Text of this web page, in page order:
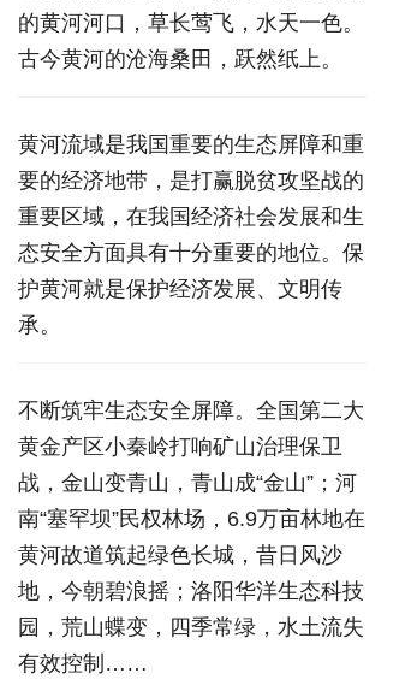
的黄河河口，草长莺飞，水天一色。
古今黄河的沧海桑田，跃然纸上。
黄河流域是我国重要的生态屏障和重
要的经济地带，是打赢脱贫攻坚战的
重要区域，在我国经济社会发展和生
态安全方面具有十分重要的地位。保
护黄河就是保护经济发展、文明传
承。
不断筑牢生态安全屏障。全国第二大
黄金产区小秦岭打响矿山治理保卫
战，金山变青山，青山成“金山”；河
南“塞罕坝”民权林场，6.9万亩林地在
黄河故道筑起绿色长城，昔日风沙
地，今朝碧浪摇；洛阳华洋生态科技
园，荒山蝶变，四季常绿，水土流失
有效控制……